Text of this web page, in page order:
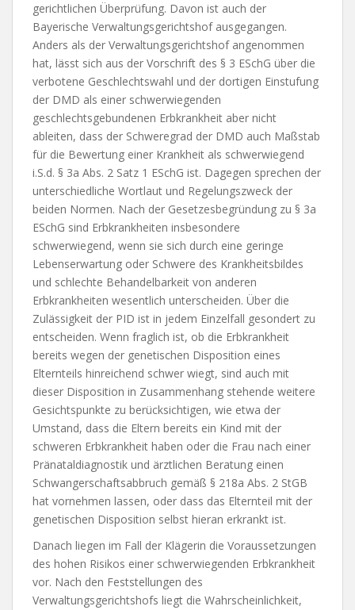
gerichtlichen Überprüfung. Davon ist auch der
Bayerische Verwaltungsgerichtshof ausgegangen.
Anders als der Verwaltungsgerichtshof angenommen
hat, lässt sich aus der Vorschrift des § 3 ESchG über die
verbotene Geschlechtswahl und der dortigen Einstufung
der DMD als einer schwerwiegenden
geschlechtsgebundenen Erbkrankheit aber nicht
ableiten, dass der Schweregrad der DMD auch Maßstab
für die Bewertung einer Krankheit als schwerwiegend
i.S.d. § 3a Abs. 2 Satz 1 ESchG ist. Dagegen sprechen der
unterschiedliche Wortlaut und Regelungszweck der
beiden Normen. Nach der Gesetzesbegründung zu § 3a
ESchG sind Erbkrankheiten insbesondere
schwerwiegend, wenn sie sich durch eine geringe
Lebenserwartung oder Schwere des Krankheitsbildes
und schlechte Behandelbarkeit von anderen
Erbkrankheiten wesentlich unterscheiden. Über die
Zulässigkeit der PID ist in jedem Einzelfall gesondert zu
entscheiden. Wenn fraglich ist, ob die Erbkrankheit
bereits wegen der genetischen Disposition eines
Elternteils hinreichend schwer wiegt, sind auch mit
dieser Disposition in Zusammenhang stehende weitere
Gesichtspunkte zu berücksichtigen, wie etwa der
Umstand, dass die Eltern bereits ein Kind mit der
schweren Erbkrankheit haben oder die Frau nach einer
Pränataldiagnostik und ärztlichen Beratung einen
Schwangerschaftsabbruch gemäß § 218a Abs. 2 StGB
hat vornehmen lassen, oder dass das Elternteil mit der
genetischen Disposition selbst hieran erkrankt ist.
Danach liegen im Fall der Klägerin die Voraussetzungen
des hohen Risikos einer schwerwiegenden Erbkrankheit
vor. Nach den Feststellungen des
Verwaltungsgerichtshofs liegt die Wahrscheinlichkeit,